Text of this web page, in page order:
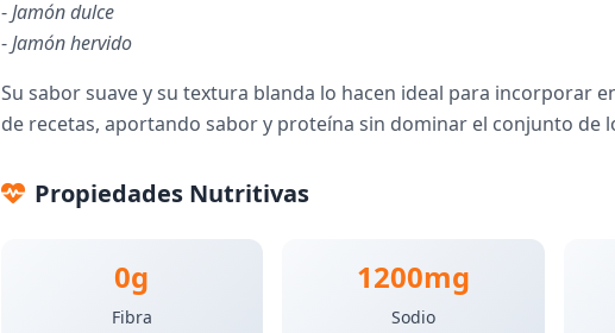
-Jamón dulce
-Jamón hervido
Su sabor suave y su textura blanda lo hacen ideal para incorporar
de recetas, aportando sabor y proteína sin dominar el conjunto de
Propiedades Nutritivas
0g
Fibra
1200mg
Sodio